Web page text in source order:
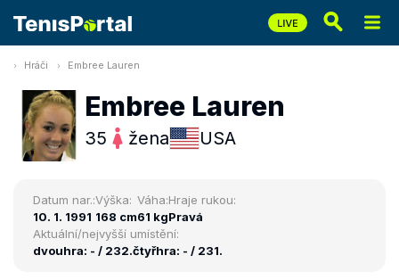
Hráči Embree Lauren
Embree Lauren
35 žena USA
Datum nar.:
10. 1. 1991
Výška:
168 cm
Váha:
61 kg
Hraje rukou:
Pravá
Aktuální/nejvyšší umístění:
dvouhra: - / 232.čtyřhra: - / 231.